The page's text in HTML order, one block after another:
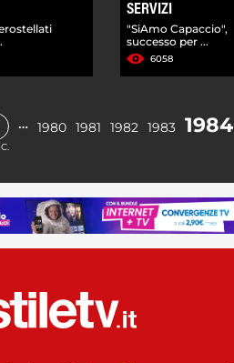
SERVIZI
"SiAmo Capaccio",
successo per ...
6058
… 1980 1981 1982 1983 1984